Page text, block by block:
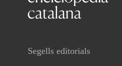
Segells editorials